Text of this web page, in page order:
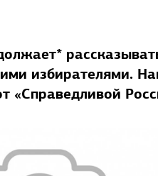
избирателями.
«Справедливой